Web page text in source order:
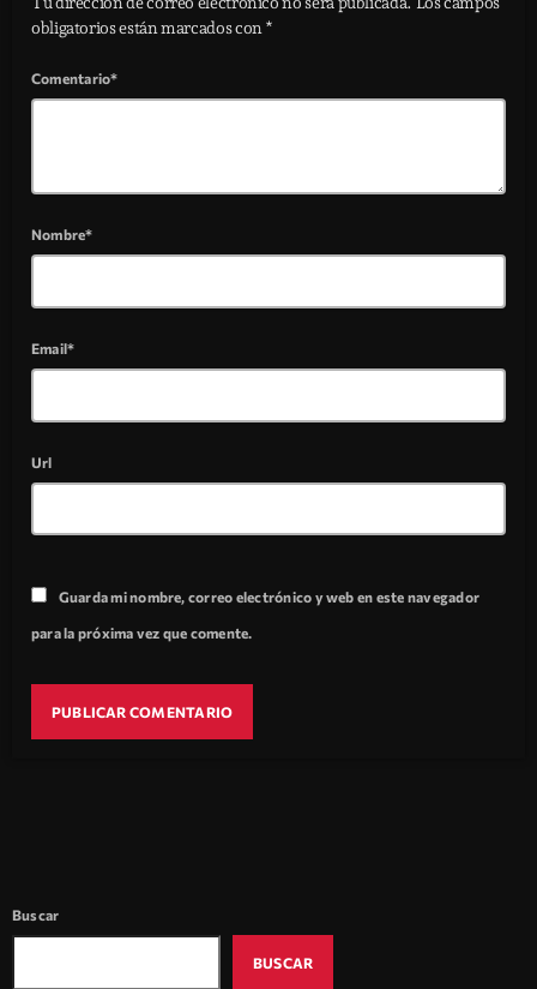
obligatorios están marcados con *
Comentario*
Nombre*
Email*
Url
Guarda mi nombre, correo electrónico y web en este navegador
para la próxima vez que comente.
Buscar
BUSCAR